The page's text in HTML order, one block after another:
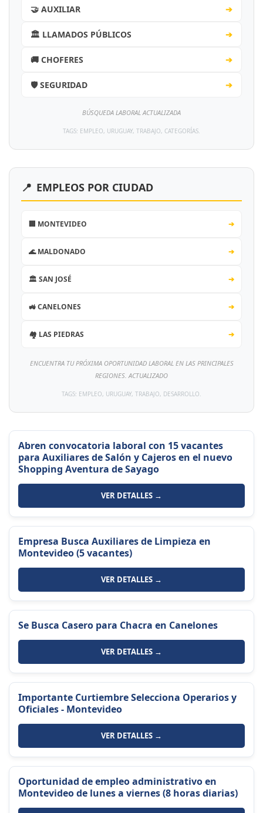
🤝 AUXILIAR ➔
🏛️ LLAMADOS PÚBLICOS ➔
🚚 CHOFERES ➔
🛡️ SEGURIDAD ➔
BÚSQUEDA LABORAL ACTUALIZADA
TAGS: EMPLEO, URUGUAY, TRABAJO, CATEGORÍAS.
📍 EMPLEOS POR CIUDAD
🏢 MONTEVIDEO ➔
🌊 MALDONADO ➔
🏛️ SAN JOSÉ ➔
🚜 CANELONES ➔
🏘️ LAS PIEDRAS ➔
ENCUENTRA TU PRÓXIMA OPORTUNIDAD LABORAL EN LAS PRINCIPALES
REGIONES. ACTUALIZADO
TAGS: EMPLEO, URUGUAY, TRABAJO, DESARROLLO.
Abren convocatoria laboral con 15 vacantes
para Auxiliares de Salón y Cajeros en el nuevo
Shopping Aventura de Sayago
VER DETALLES →
Empresa Busca Auxiliares de Limpieza en
Montevideo (5 vacantes)
VER DETALLES →
Se Busca Casero para Chacra en Canelones
VER DETALLES →
Importante Curtiembre Selecciona Operarios y
Oficiales - Montevideo
VER DETALLES →
Oportunidad de empleo administrativo en
Montevideo de lunes a viernes (8 horas diarias)